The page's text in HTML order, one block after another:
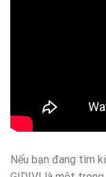
Nếu bạn đang tìm